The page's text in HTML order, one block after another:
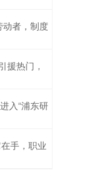
动者，制度
援热门，
入“浦东研
手，职业